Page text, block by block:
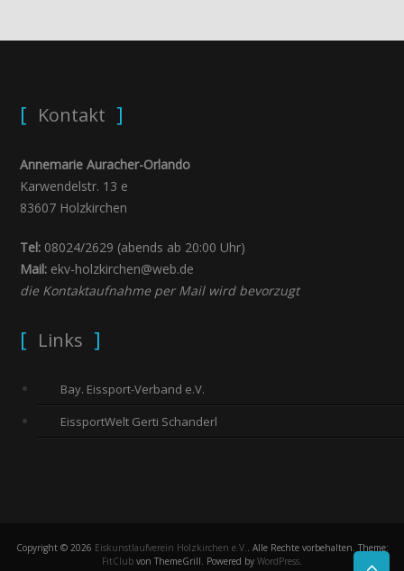
Kontakt
Annemarie Auracher-Orlando
Karwendelstr. 13 e
83607 Holzkirchen
Tel:08024/2629 (abends ab 20:00 Uhr)
Mail:ekv-holzkirchen@web.de
die Kontaktaufnahme per Mail wird bevorzugt
Links
Bay. Eissport-Verband e.V.
EissportWelt Gerti Schanderl
Copyright © 2026 Eiskunstlaufverein Holzkirchen e.V.. Alle Rechte vorbehalten. Theme:
FitClub von ThemeGrill. Powered by WordPress.